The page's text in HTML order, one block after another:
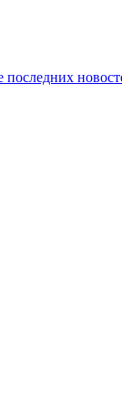
последних